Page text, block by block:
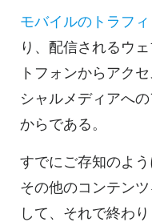
モバイルのトラフ
り、配信されるウ
トフォンからアク
シャルメディアへ
からである。
すでにご存知のよ
その他のコンテン
して、それで終わ